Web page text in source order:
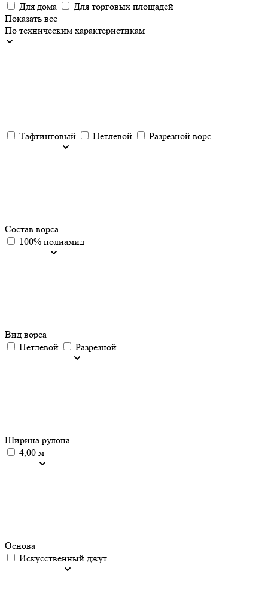
Для дома
Для торговых площадей
Показать все
По техническим характеристикам
Тафтинговый Петлевой Разрезной ворс
Состав ворса
100% полиамид
Вид ворса
Петлевой
Разрезной
Ширина рулона
4,00 м
Основа
Искусственный джут